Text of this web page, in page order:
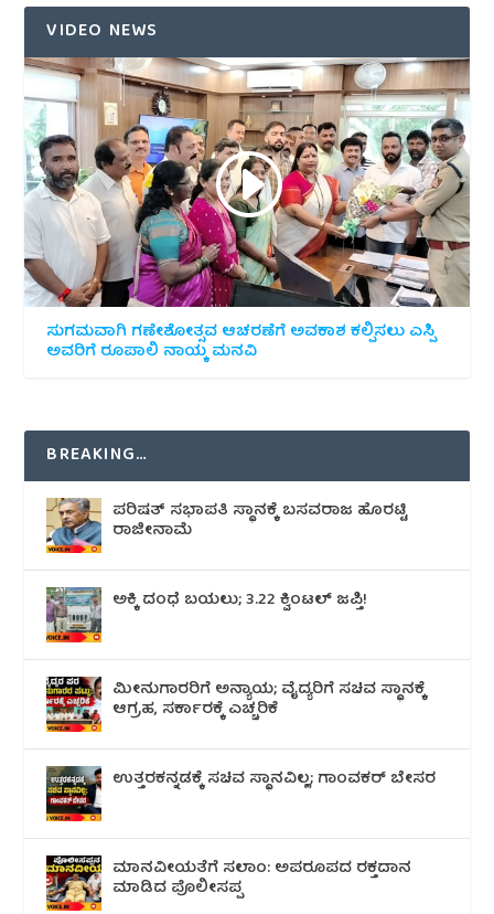
VIDEO NEWS
ಸುಗಮವಾಗಿ ಗಣೇಶೋತ್ಸವ ಆಚರಣೆಗೆ ಅವಕಾಶ ಕಲ್ಪಿಸಲು ಎಸ್ಪಿ
ಅವರಿಗೆ ರೂಪಾಲಿ ನಾಯ್ಕ ಮನವಿ
BREAKING…
ಪರಿಷತ್ ಸಭಾಪತಿ ಸ್ಥಾನಕ್ಕೆ ಬಸವರಾಜ ಹೊರಟ್ಟಿ
ರಾಜೀನಾಮೆ
ಅಕ್ಕಿ ದಂಧೆ ಬಯಲು; 3.22 ಕ್ವಿಂಟಲ್ ಜಪ್ತಿ!
ಮೀನುಗಾರರಿಗೆ ಅನ್ಯಾಯ; ವೈದ್ಯರಿಗೆ ಸಚಿವ ಸ್ಥಾನಕ್ಕೆ
ಆಗ್ರಹ, ಸರ್ಕಾರಕ್ಕೆ ಎಚ್ಚರಿಕೆ
ಉತ್ತರಕನ್ನಡಕ್ಕೆ ಸಚಿವ ಸ್ಥಾನವಿಲ್ಲ; ಗಾಂವಕರ್ ಬೇಸರ
ಮಾನವೀಯತೆಗೆ ಸಲಾಂ: ಅಪರೂಪದ ರಕ್ತದಾನ
ಮಾಡಿದ ಪೊಲೀಸಪ್ಪ